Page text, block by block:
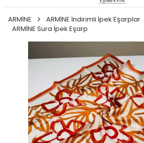
ARMİNE
ARMİNE İndirimli İpek Eşarplar
ARMİNE Sura İpek Eşarp